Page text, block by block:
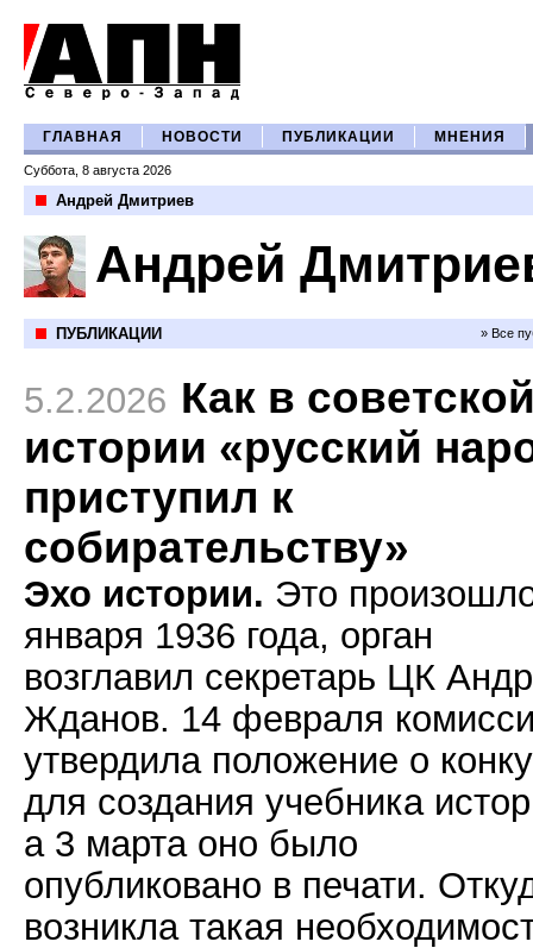
ГЛАВНАЯ НОВОСТИ ПУБЛИКАЦИИ МНЕНИЯ
Суббота, 8 августа 2026
Андрей Дмитриев
Андрей
ПУБЛИКАЦИИ » Все
5.2.2026 Как в
истории «русский
приступил к
собирательству»
Эхо истории. Это
января 1936 года, орган
возглавил секретарь ЦК
Жданов. 14 февраля
утвердила положение о
для создания учебника
а 3 марта оно было
опубликовано в печати.
возникла такая